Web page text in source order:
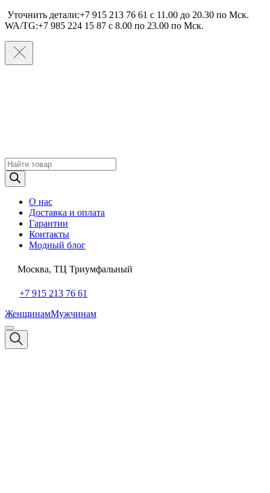
Уточнить детали:+7 915 213 76 61 c 11.00 до 20.30 по Мcк.
WA/TG:+7 985 224 15 87 c 8.00 по 23.00 по Мcк.
Поиск
товаров
О нас
Доставка и оплата
Гарантии
Контакты
Модный блог
Москва, ТЦ Триумфальный
+7 915 213 76 61
ЖенщинамМужчинам